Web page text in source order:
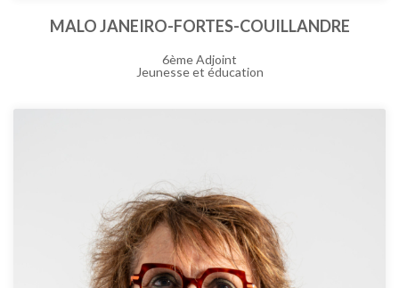
MALO JANEIRO-FORTES-COUILLANDRE
6ème Adjoint
Jeunesse et éducation